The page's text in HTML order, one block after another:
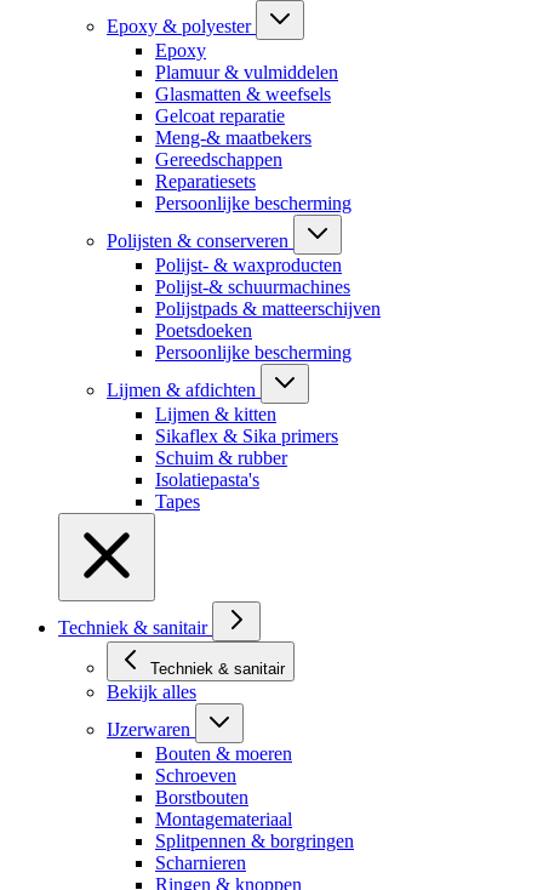
Epoxy & polyester
Epoxy
Plamuur & vulmiddelen
Glasmatten & weefsels
Gelcoat reparatie
Meng-& maatbekers
Gereedschappen
Reparatiesets
Persoonlijke bescherming
Polijsten & conserveren
Polijst- & waxproducten
Polijst-& schuurmachines
Polijstpads & matteerschijven
Poetsdoeken
Persoonlijke bescherming
Lijmen & afdichten
Lijmen & kitten
Sikaflex & Sika primers
Schuim & rubber
Isolatiepasta's
Tapes
Techniek & sanitair
Techniek & sanitair
Bekijk alles
IJzerwaren
Bouten & moeren
Schroeven
Borstbouten
Montagemateriaal
Splitpennen & borgringen
Scharnieren
Ringen & knoppen